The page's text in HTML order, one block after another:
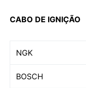
CABO DE IGNIÇÃO
NGK
BOSCH